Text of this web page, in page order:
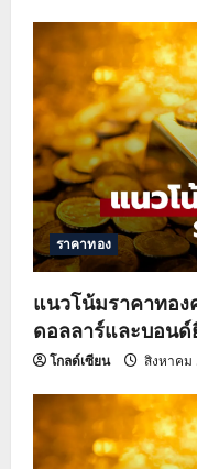
ราคาทอง
แนวโน้มราคาทอง
ดอลลาร์และบอนด์
โกลด์เซียน สิงหาคม